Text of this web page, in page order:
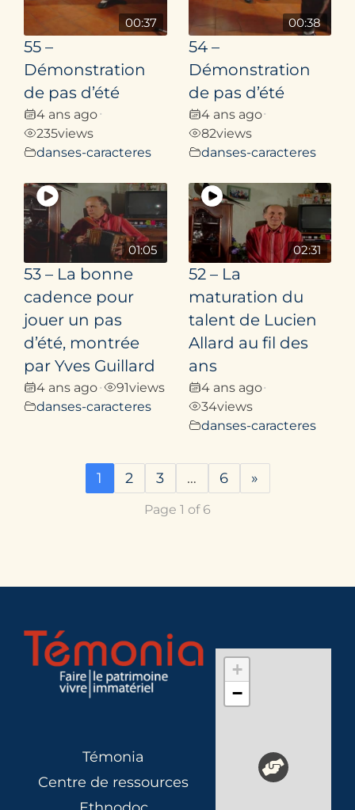
00:37
55 –
Démonstration
de pas d’été
4 ans ago•
235views
danses-caracteres
00:38
54 –
Démonstration
de pas d’été
4 ans ago•
82views
danses-caracteres
01:05
53 – La bonne
cadence pour
jouer un pas
d’été, montrée
par Yves Guillard
4 ans ago• 91views
danses-caracteres
02:31
52 – La
maturation du
talent de Lucien
Allard au fil des
ans
4 ans ago•
34views
danses-caracteres
1 2 3 … 6 »
Page 1 of 6
Témonia
Centre de ressources
+
−